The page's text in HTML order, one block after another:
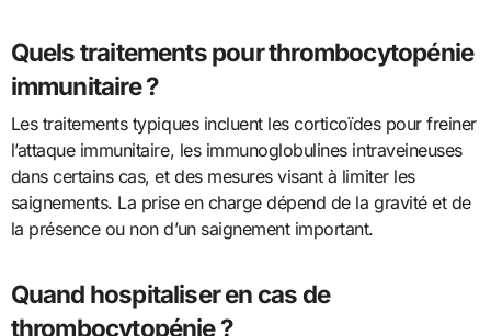
Quels traitements pour thrombocytopénie
immunitaire ?
Les traitements typiques incluent les corticoïdes pour freiner
l’attaque immunitaire, les immunoglobulines intraveineuses
dans certains cas, et des mesures visant à limiter les
saignements. La prise en charge dépend de la gravité et de
la présence ou non d’un saignement important.
Quand hospitaliser en cas de
thrombocytopénie ?